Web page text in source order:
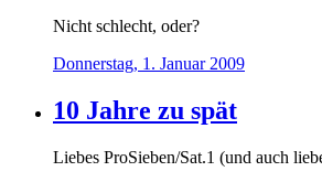
Nicht schlecht, oder?
Donnerstag, 1. Januar 2009
10 Jahre zu spät
Liebes ProSieben/Sat.1 (und auch